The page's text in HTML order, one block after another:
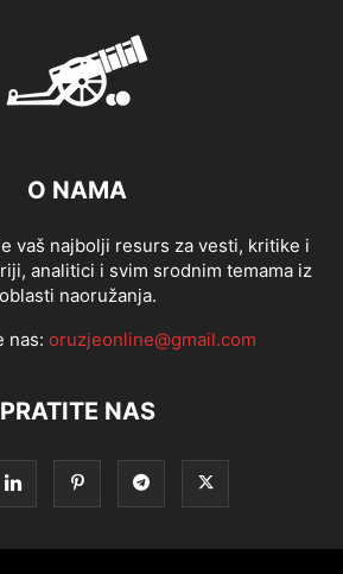
O NAMA
vaš najbolji resurs za vesti, kritike i
analitici i svim srodnim temama iz
oblasti naoružanja.
nas: oruzjeonline@gmail.com
PRATITE NAS